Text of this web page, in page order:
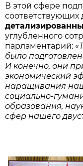
В этой сфере
соответствующих
углубленного
парламентарий: «
было
И конечно, они
экономический
наращивания
социально-
образования,
сфер нашего